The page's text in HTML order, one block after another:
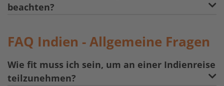
beachten?
FAQ Indien - Allgemeine Fragen
Wie fit muss ich sein, um an einer Indienreise
teilzunehmen?